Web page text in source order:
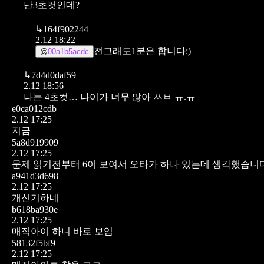
난3초컷인데?
↳164f902244
2.12 18:22
@00a1b5acdc 전그래도1분은 합니다:)
↳7d4d0daf59
2.12 18:56
나는 4초컷… 나이가 너무 많아 ㅆㅂ ㅠ.ㅠ
e0ca012cdb
2.12 17:25
지금
5a8d919909
2.12 17:25
문제 읽기전부터 6이 보여서 오타가 하나 있는데 생각했습니
a941d3d698
2.12 17:25
개신기하네
b618ba930e
2.12 17:25
매직아이 하니 바로 보임
58132f5bf9
2.12 17:25